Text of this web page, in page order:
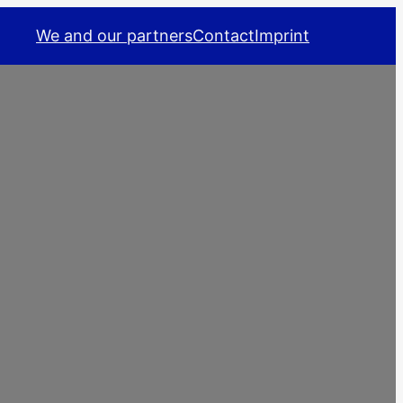
We and our partnersContactImprint